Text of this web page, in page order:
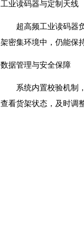
工业读码器与定制天线
超高频工业读码器负
架密集环境中，仍能保
数据管理与安全保障
系统内置校验机制，
查看货架状态，及时调